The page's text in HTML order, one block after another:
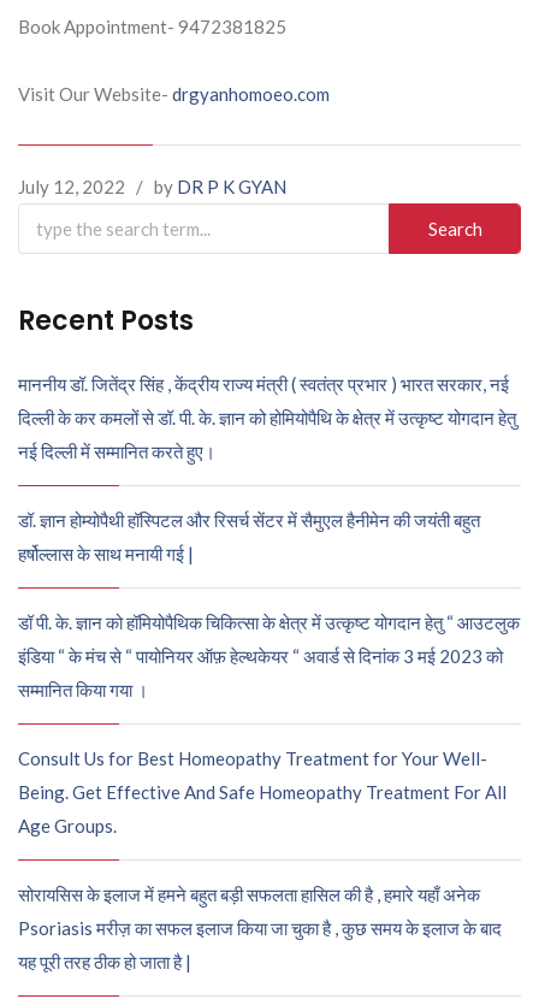
Book Appointment- 9472381825
Visit Our Website- drgyanhomoeo.com
July 12, 2022 / by DR P K GYAN
Search
for:
Recent Posts
माननीय डॉ. जितेंद्र सिंह , केंद्रीय राज्य मंत्री ( स्वतंत्र प्रभार ) भारत सरकार, नई
दिल्ली के कर कमलों से डॉ. पी. के. ज्ञान को होमियोपैथि के क्षेत्र में उत्कृष्ट योगदान हेतु
नई दिल्ली में सम्मानित करते हुए।
डॉ. ज्ञान होम्योपैथी हॉस्पिटल और रिसर्च सेंटर में सैमुएल हैनीमेन की जयंती बहुत
हर्षोल्लास के साथ मनायी गई |
डॉ पी. के. ज्ञान को हॉमियोपैथिक चिकित्सा के क्षेत्र में उत्कृष्ट योगदान हेतु “ आउटलुक
इंडिया “ के मंच से “ पायोनियर ऑफ़ हेल्थकेयर “ अवार्ड से दिनांक 3 मई 2023 को
सम्मानित किया गया ।
Consult Us for Best Homeopathy Treatment for Your Well-
Being. Get Effective And Safe Homeopathy Treatment For All
Age Groups.
सोरायसिस के इलाज में हमने बहुत बड़ी सफलता हासिल की है , हमारे यहाँ अनेक
Psoriasis मरीज़ का सफल इलाज किया जा चुका है , कुछ समय के इलाज के बाद
यह पूरी तरह ठीक हो जाता है |